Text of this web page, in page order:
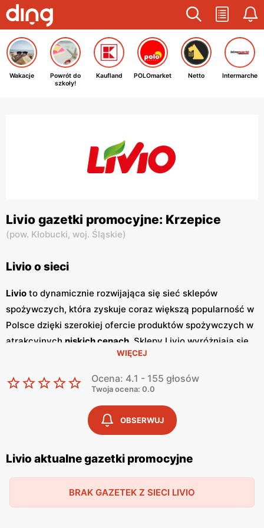
Wakacje
Powrót do
szkoły!
Kaufland POLOmarket Netto Intermarche
Livio gazetki promocyjne: Krzepice
(pow. Kłobucki, woj. Śląskie)
Livio o sieci
Livio to dynamicznie rozwijająca się sieć sklepów
spożywczych, która zyskuje coraz większą popularność w
Polsce dzięki szerokiej ofercie produktów spożywczych w
atrakcyjnych niskich cenach . Sklepy Livio wyróżniają się
nie tylko bogatym asortymentem, ale także częstymi
, które przyciągają klientów szukających
oszczędności i wysokiej jakości. Regularnie wydawane
informują o aktualnych zniżkach i
ofertach specjalnych, co sprawia, że klienci mogą być na
bieżąco z najnowszymi okazjami zakupowymi. Livio
szczególnie stawia na polskie produkty, co jest wyrazem
ich zaangażowania w wspieranie lokalnych producentów i
produktów. W ofercie sklepów można znaleźć szeroki
WIĘCEJ
Ocena: 4.1 - 155 głosów
Twoja ocena: 0.0
OBSERWUJ
Livio aktualne gazetki promocyjne
BRAK GAZETEK Z SIECI LIVIO